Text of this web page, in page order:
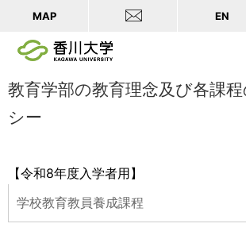
MAP EN
教育学部の教育理念及び各課
シー
【令和8年度入学者用】
学校教育教員養成課程